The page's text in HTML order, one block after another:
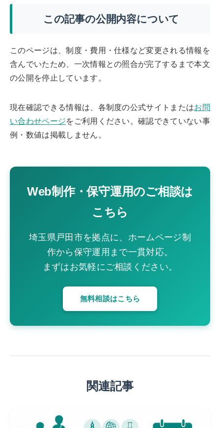
この記事の公開内容について
このページは、制度・費用・仕様など変更される情報を
含んでいたため、一次情報との照合が完了するまで本文
の公開を停止しています。
現在確認できる情報は、各制度の公式サイトまたはお問
い合わせページをご利用ください。確認できていない事
例・数値は掲載しません。
Web制作・保守運用のご相談は
こちら
埼玉県戸田市を拠点に、ホームページ制
作から保守運用まで一貫対応。
まずはお気軽にご相談ください。
無料相談はこちら
関連記事